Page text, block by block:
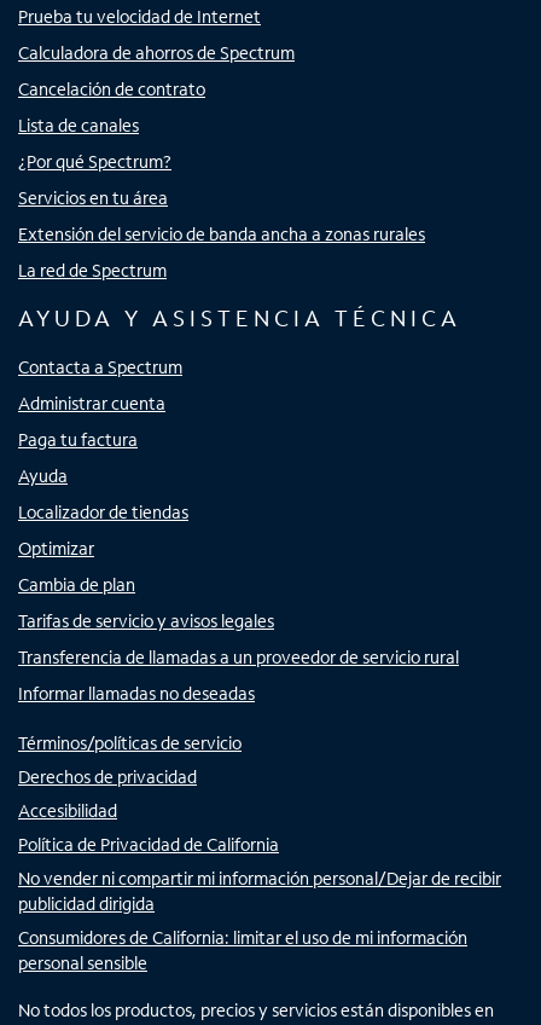
Prueba tu velocidad de Internet
Calculadora de ahorros de Spectrum
Cancelación de contrato
Lista de canales
¿Por qué Spectrum?
Servicios en tu área
Extensión del servicio de banda ancha a zonas rurales
La red de Spectrum
AYUDA Y ASISTENCIA TÉCNICA
Contacta a Spectrum
Administrar cuenta
Paga tu factura
Ayuda
Localizador de tiendas
Optimizar
Cambia de plan
Tarifas de servicio y avisos legales
Transferencia de llamadas a un proveedor de servicio rural
Informar llamadas no deseadas
Términos/políticas de servicio
Derechos de privacidad
Accesibilidad
Política de Privacidad de California
No vender ni compartir mi información personal/Dejar de recibir
publicidad dirigida
Consumidores de California: limitar el uso de mi información
personal sensible
No todos los productos, precios y servicios están disponibles en